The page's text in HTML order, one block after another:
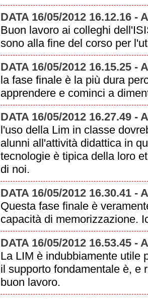
DATA 16/05/2012 16.12.16 -
Buon lavoro ai colleghi
sono alla fine del corso per
DATA 16/05/2012 16.15.25 -
la fase finale è la più dura
apprendere e cominci a
DATA 16/05/2012 16.27.49 -
l'uso della Lim in classe
alunni all'attività didattica in
tecnologie è tipica della loro
di noi.
DATA 16/05/2012 16.30.41 -
Questa fase finale è
capacità di memorizzazione.
DATA 16/05/2012 16.53.45 -
La LIM è indubbiamente utile
il supporto fondamentale è, e
buon lavoro.